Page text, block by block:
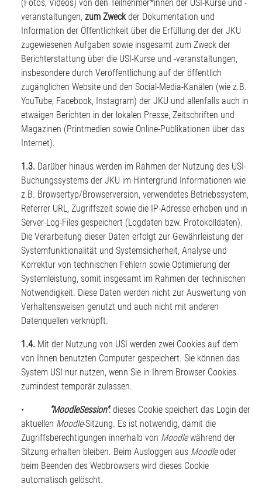
(Fotos, Videos) von den Teilnehmer*innen der USI-Kurse und -
veranstaltungen, zum Zweckder Dokumentation und
Information der Öffentlichkeit über die Erfüllung der der JKU
zugewiesenen Aufgaben sowie insgesamt zum Zweck der
Berichterstattung über die USI-Kurse und -veranstaltungen,
insbesondere durch Veröffentlichung auf der öffentlich
zugänglichen Website und den Social-Media-Kanälen (wie z.B.
YouTube, Facebook, Instagram) der JKU und allenfalls auch in
etwaigen Berichten in der lokalen Presse, Zeitschriften und
Magazinen (Printmedien sowie Online-Publikationen über das
Internet).
1.3. Darüber hinaus werden im Rahmen der Nutzung des USI-
Buchungssystems der JKU im Hintergrund Informationen wie
z.B. Browsertyp/Browserversion, verwendetes Betriebssystem,
Referrer URL, Zugriffszeit sowie die IP-Adresse erhoben und in
Server-Log-Files gespeichert (Logdaten bzw. Protokolldaten).
Die Verarbeitung dieser Daten erfolgt zur Gewährleistung der
Systemfunktionalität und Systemsicherheit, Analyse und
Korrektur von technischen Fehlern sowie Optimierung der
Systemleistung, somit insgesamt im Rahmen der technischen
Notwendigkeit. Diese Daten werden nicht zur Auswertung von
Verhaltensweisen genutzt und auch nicht mit anderen
Datenquellen verknüpft.
1.4. Mit der Nutzung von USI werden zwei Cookies auf dem
von Ihnen benutzten Computer gespeichert. Sie können das
System USI nur nutzen, wenn Sie in Ihrem Browser Cookies
zumindest temporär zulassen.
• “MoodleSession“: dieses Cookie speichert das Login der
aktuellen Moodle-Sitzung. Es ist notwendig, damit die
Zugriffsberechtigungen innerhalb von Moodlewährend der
Sitzung erhalten bleiben. Beim Ausloggen aus Moodleoder
beim Beenden des Webbrowsers wird dieses Cookie
automatisch gelöscht.